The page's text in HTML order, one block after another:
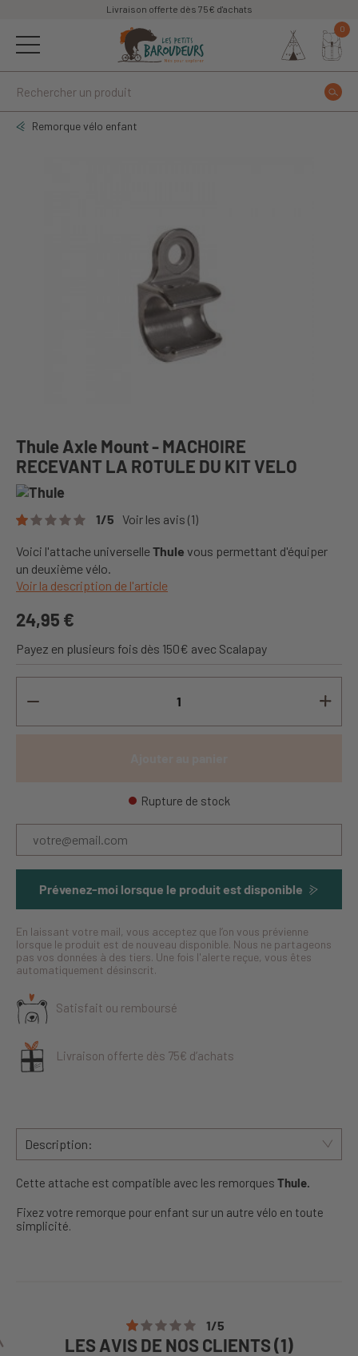
Livraison offerte dès 75€ d'achats
0
Remorque vélo enfant
Thule Axle Mount - MACHOIRE
RECEVANT LA ROTULE DU KIT VELO
1/5 Voir les avis (1)
Voici l'attache universelleThule vous permettant d'équiper
un deuxième vélo.
Voir la description de l'article
24,95 €
Payez en plusieurs fois dès 150€ avec Scalapay
Rupture de stock
Prévenez-moi lorsque le produit est disponible
En laissant votre mail, vous acceptez que l’on vous prévienne
lorsque le produit est de nouveau disponible. Nous ne partageons
pas vos données à des tiers. Une fois l'alerte reçue, vous êtes
automatiquement désinscrit.
Satisfait ou remboursé
Livraison offerte dès 75€ d’achats
Description:
Cette attache est compatible avec les remorques Thule.
Fixez votre remorque pour enfant sur un autre vélo en toute
simplicité.
1/5
LES AVIS DE NOS CLIENTS (1)